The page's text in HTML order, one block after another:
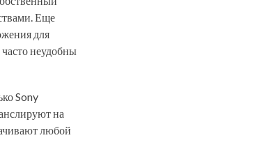
Еще
для
неудобны
Sony
на
любой